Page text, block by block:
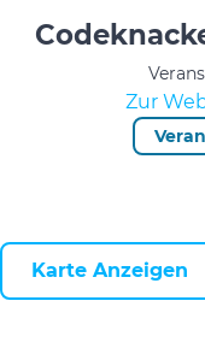
Zur
Karte Anzeigen